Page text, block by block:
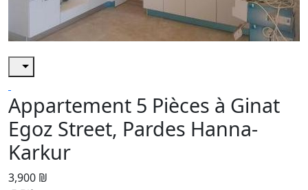
Appartement 5 Pièces à Ginat
Egoz Street, Pardes Hanna-
Karkur
3,900 ₪